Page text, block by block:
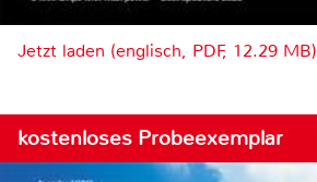
Jetzt laden (englisch, PDF, 12.29 MB)
kostenloses Probeexemplar